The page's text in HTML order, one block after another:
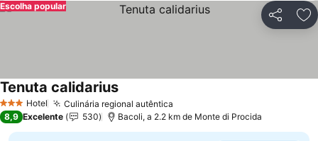
Partilhar
Escolha popular
3 EstrelasHotel Culinária regional autêntica
Tenuta calidariusVer preços
8,9 Excelente 530 Bacoli, a 2.2 km de Monte di Procida